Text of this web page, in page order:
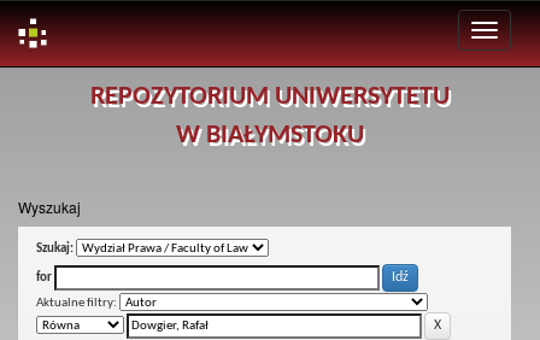
REPOZYTORIUM UNIWERSYTETU
W BIAŁYMSTOKU
Wyszukaj
Szukaj:
for
Aktualne filtry: